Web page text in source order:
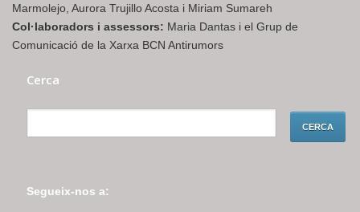
Marmolejo, Aurora Trujillo Acosta i Miriam Sumareh
Col·laboradors i assessors: Maria Dantas i el Grup de
Comunicació de la Xarxa BCN Antirumors
Cerca
Segueix-nos a: